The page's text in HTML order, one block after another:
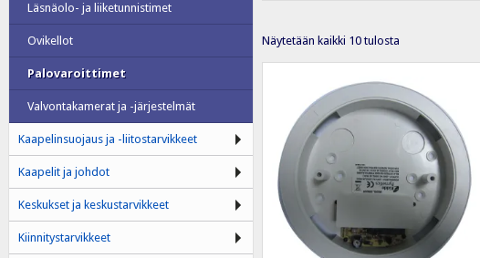
Näytetään kaikki 10 tulostaSuosituimmat
Läsnäolo- ja liiketunnistimet
Ovikellot
Palovaroittimet
Valvontakamerat ja -järjestelmät
Kaapelinsuojaus ja -liitostarvikkeet
Kaapelit ja johdot
Keskukset ja keskustarvikkeet
Kiinnitystarvikkeet